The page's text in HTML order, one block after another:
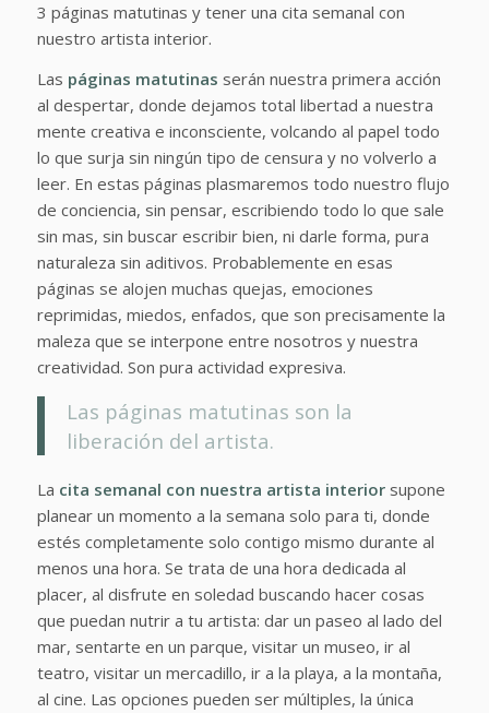
3 páginas matutinas y tener una cita semanal con
nuestro artista interior.
Las páginas matutinas serán nuestra primera acción
al despertar, donde dejamos total libertad a nuestra
mente creativa e inconsciente, volcando al papel todo
lo que surja sin ningún tipo de censura y no volverlo a
leer. En estas páginas plasmaremos todo nuestro flujo
de conciencia, sin pensar, escribiendo todo lo que sale
sin mas, sin buscar escribir bien, ni darle forma, pura
naturaleza sin aditivos. Probablemente en esas
páginas se alojen muchas quejas, emociones
reprimidas, miedos, enfados, que son precisamente la
maleza que se interpone entre nosotros y nuestra
creatividad. Son pura actividad expresiva.
Las páginas matutinas son la
liberación del artista.
La cita semanal con nuestra artista interiorsupone
planear un momento a la semana solo para ti, donde
estés completamente solo contigo mismo durante al
menos una hora. Se trata de una hora dedicada al
placer, al disfrute en soledad buscando hacer cosas
que puedan nutrir a tu artista: dar un paseo al lado del
mar, sentarte en un parque, visitar un museo, ir al
teatro, visitar un mercadillo, ir a la playa, a la montaña,
al cine. Las opciones pueden ser múltiples, la única